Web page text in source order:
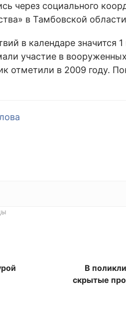
через социального
в Тамбовской
в календаре значится
участие в
отметили в 2009 году.
В
скрытые